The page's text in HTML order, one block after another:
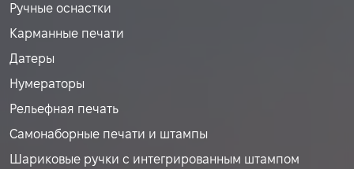
Ручные оснастки
Карманные печати
Датеры
Нумераторы
Рельефная печать
Самонаборные печати и штампы
Шариковые ручки с интегрированным штампом